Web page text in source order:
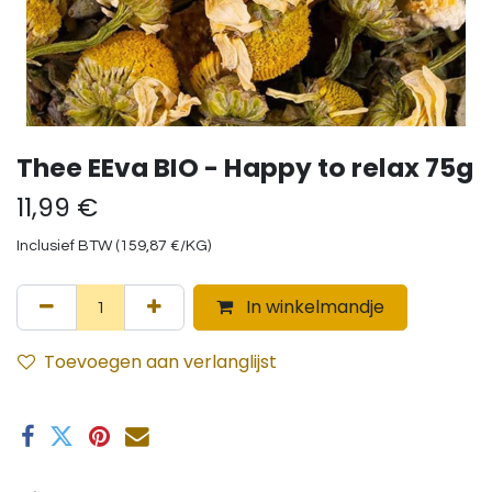
Thee EEva BIO - Happy to relax 75g
11,99 €
Inclusief BTW ( 159,87 €/KG)
In winkelmandje
Toevoegen aan verlanglijst